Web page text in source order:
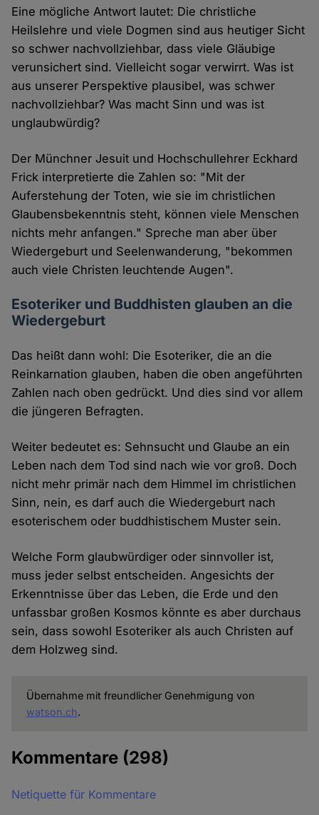
Eine mögliche Antwort lautet: Die christliche
Heilslehre und viele Dogmen sind aus heutiger Sicht
so schwer nachvollziehbar, dass viele Gläubige
verunsichert sind. Vielleicht sogar verwirrt. Was ist
aus unserer Perspektive plausibel, was schwer
nachvollziehbar? Was macht Sinn und was ist
unglaubwürdig?
Der Münchner Jesuit und Hochschullehrer Eckhard
Frick interpretierte die Zahlen so: "Mit der
Auferstehung der Toten, wie sie im christlichen
Glaubensbekenntnis steht, können viele Menschen
nichts mehr anfangen." Spreche man aber über
Wiedergeburt und Seelenwanderung, "bekommen
auch viele Christen leuchtende Augen".
Esoteriker und Buddhisten glauben an die
Wiedergeburt
Das heißt dann wohl: Die Esoteriker, die an die
Reinkarnation glauben, haben die oben angeführten
Zahlen nach oben gedrückt. Und dies sind vor allem
die jüngeren Befragten.
Weiter bedeutet es: Sehnsucht und Glaube an ein
Leben nach dem Tod sind nach wie vor groß. Doch
nicht mehr primär nach dem Himmel im christlichen
Sinn, nein, es darf auch die Wiedergeburt nach
esoterischem oder buddhistischem Muster sein.
Welche Form glaubwürdiger oder sinnvoller ist,
muss jeder selbst entscheiden. Angesichts der
Erkenntnisse über das Leben, die Erde und den
unfassbar großen Kosmos könnte es aber durchaus
sein, dass sowohl Esoteriker als auch Christen auf
dem Holzweg sind.
Übernahme mit freundlicher Genehmigung von
watson.ch.
Kommentare (298)
Netiquette für Kommentare